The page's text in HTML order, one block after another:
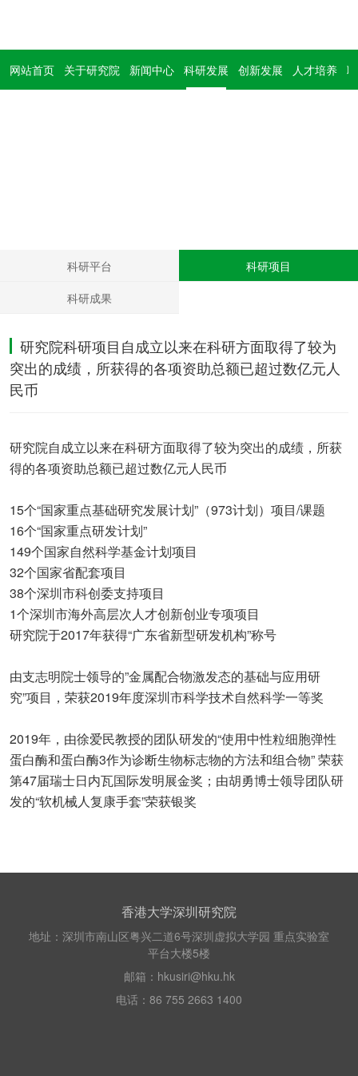
网站首页 关于研究院 新闻中心 科研发展 创新发展 人才培养
科研平台
科研项目
科研成果
研究院科研项目自成立以来在科研方面取得了较为
突出的成绩，所获得的各项资助总额已超过数亿元人
民币
研究院自成立以来在科研方面取得了较为突出的成绩，所获
得的各项资助总额已超过数亿元人民币
15个“国家重点基础研究发展计划”（973计划）项目/课题
16个“国家重点研发计划”
149个国家自然科学基金计划项目
32个国家省配套项目
38个深圳市科创委支持项目
1个深圳市海外高层次人才创新创业专项项目
研究院于2017年获得“广东省新型研发机构”称号
由支志明院士领导的”金属配合物激发态的基础与应用研
究”项目，荣获2019年度深圳市科学技术自然科学一等奖
2019年，由徐爱民教授的团队研发的“使用中性粒细胞弹性
蛋白酶和蛋白酶3作为诊断生物标志物的方法和组合物” 荣获
第47届瑞士日内瓦国际发明展金奖；由胡勇博士领导团队研
发的“软机械人复康手套”荣获银奖
香港大学深圳研究院
地址：深圳市南山区粤兴二道6号深圳虚拟大学园 重点实验室
平台大楼5楼
邮箱：hkusiri@hku.hk
电话：86 755 2663 1400